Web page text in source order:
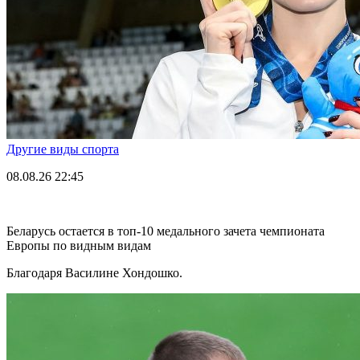
Другие виды спорта
08.08.26 22:45
Беларусь остается в топ-10 медального зачета чемпионата
Европы по видным видам
Благодаря Василине Хондошко.